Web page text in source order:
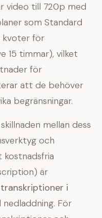
video till 720p med
som Standard
kvoter för
15 timmar), vilket
för
att de behöver
begränsningar.
mellan dess
och
är
i
nedladdning. För